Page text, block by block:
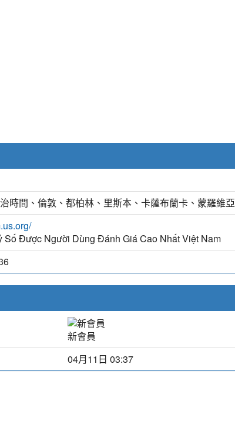
時間、倫敦、都柏林、里斯本、卡薩布蘭卡、蒙羅維亞
Số Được Người Dùng Đánh Giá Cao Nhất Việt Nam
新會員
04月11日 03:37